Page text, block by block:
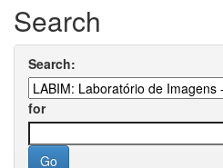
Search
Search:
for